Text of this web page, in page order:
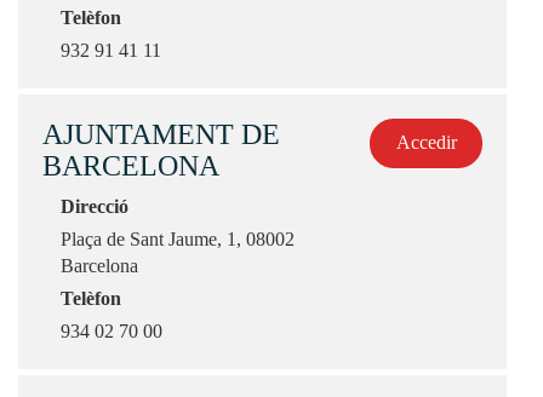
Telèfon
932 91 41 11
AJUNTAMENT DE
BARCELONA
Direcció
Plaça de Sant Jaume, 1, 08002
Barcelona
Telèfon
934 02 70 00
Accedir